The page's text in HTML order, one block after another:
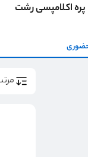
اکلامپسی رشت